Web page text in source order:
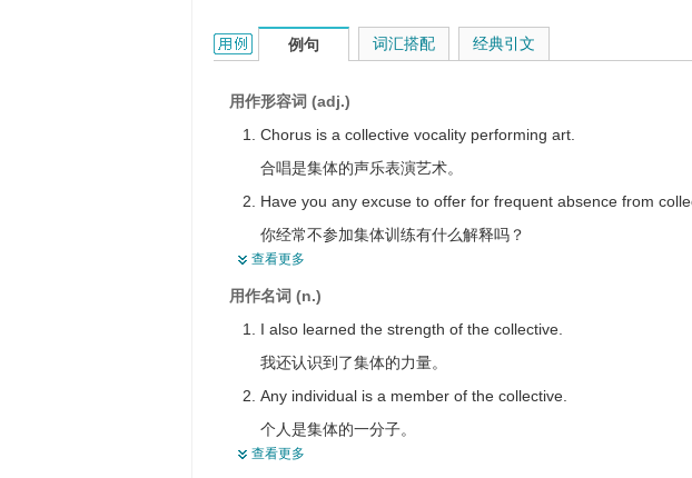
采集的
全体人员
collective的用法和样例：
例句
用作形容词 (adj.)
Chorus is a collective vocality performing art.
合唱是集体的声乐表演艺术。
Have you any excuse to offer for frequent absence from
你经常不参加集体训练有什么解释吗？
They hold together for collective security.
他们为了共同安全而团结在一起。
We all bear collective responsibility for this decision.
我们大家共同承担这项决定的责任。
查看更多
用作名词 (n.)
I also learned the strength of the collective.
我还认识到了集体的力量。
Any individual is a member of the collective.
个人是集体的一分子。
We were welded into a fighting collective.
查看更多
词汇搭配 经典引文